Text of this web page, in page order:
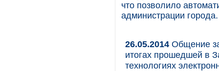
что позволило
администрации города.
26.05.2014 Общение
итогах прошедшей в
технологиях